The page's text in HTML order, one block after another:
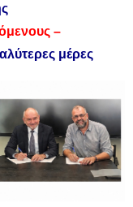
–
μέρες